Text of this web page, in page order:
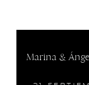
Marina &